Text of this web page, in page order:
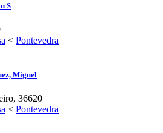
S
< Pontevedra
Miguel
36620
< Pontevedra